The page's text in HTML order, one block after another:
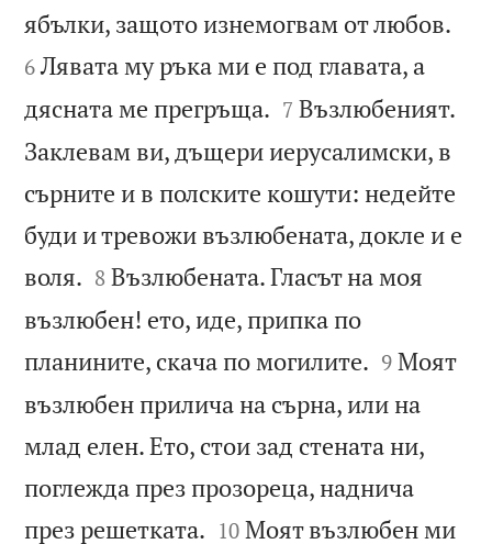
ябълки, защото изнемогвам от любов.
6 Лявата му ръка ми е под главата, а
дясната ме прегръща. 

7 Възлюбеният.
Заклевам ви, дъщери иерусалимски, в
сърните и в полските кошути: недейте
буди и тревожи възлюбената, докле и е
воля. 

8 Възлюбената. Гласът на моя
възлюбен! ето, иде, припка по
планините, скача по могилите. 

9 Моят
възлюбен прилича на сърна, или на
млад елен. Ето, стои зад стената ни,
поглежда през прозореца, наднича
през решетката. 

10 Моят възлюбен ми